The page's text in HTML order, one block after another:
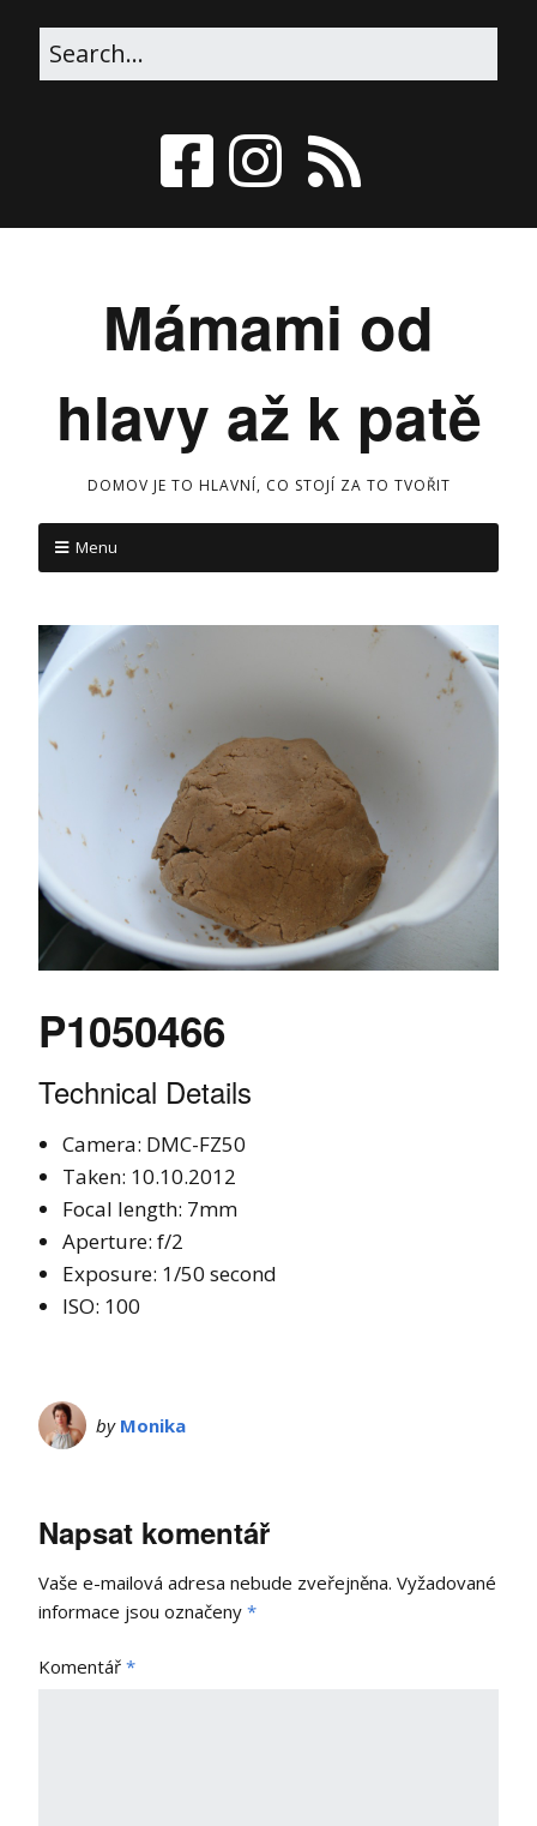
Mámami od
hlavy až k patě
DOMOV JE TO HLAVNÍ, CO STOJÍ ZA TO TVOŘIT
Menu
P1050466
Technical Details
Camera: DMC-FZ50
Taken: 10.10.2012
Focal length: 7mm
Aperture: f/2
Exposure: 1/50 second
ISO: 100
by Monika
Napsat komentář
Vaše e-mailová adresa nebude zveřejněna. Vyžadované
informace jsou označeny *
Komentář *